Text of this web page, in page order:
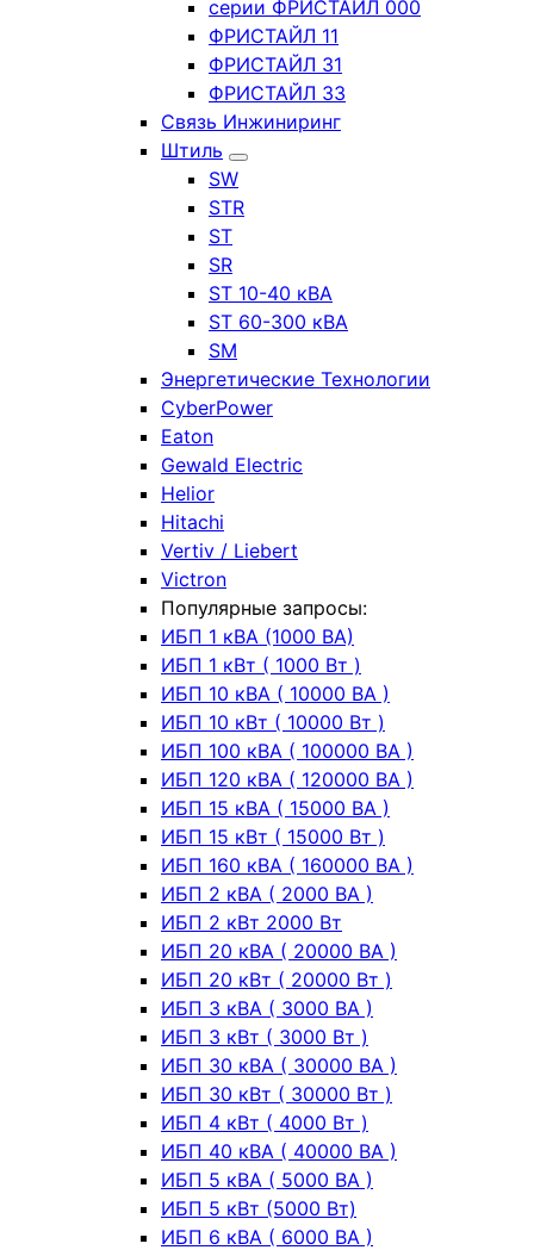
серии ФРИСТАЙЛ 000
ФРИСТАЙЛ 11
ФРИСТАЙЛ 31
ФРИСТАЙЛ 33
Связь Инжиниринг
Штиль
SW
STR
ST
SR
ST 10-40 кВА
ST 60-300 кВА
SM
Энергетические Технологии
CyberPower
Eaton
Gewald Electric
Helior
Hitachi
Vertiv / Liebert
Victron
Популярные запросы:
ИБП 1 кВА (1000 ВА)
ИБП 1 кВт ( 1000 Вт )
ИБП 10 кВА ( 10000 ВА )
ИБП 10 кВт ( 10000 Вт )
ИБП 100 кВА ( 100000 ВА )
ИБП 120 кВА ( 120000 ВА )
ИБП 15 кВА ( 15000 ВА )
ИБП 15 кВт ( 15000 Вт )
ИБП 160 кВА ( 160000 ВА )
ИБП 2 кВА ( 2000 ВА )
ИБП 2 кВт 2000 Вт
ИБП 20 кВА ( 20000 ВА )
ИБП 20 кВт ( 20000 Вт )
ИБП 3 кВА ( 3000 ВА )
ИБП 3 кВт ( 3000 Вт )
ИБП 30 кВА ( 30000 ВА )
ИБП 30 кВт ( 30000 Вт )
ИБП 4 кВт ( 4000 Вт )
ИБП 40 кВА ( 40000 ВА )
ИБП 5 кВА ( 5000 ВА )
ИБП 5 кВт (5000 Вт)
ИБП 6 кВА ( 6000 ВА )